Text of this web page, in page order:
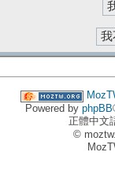
Powered by phpBB
正體中文
©